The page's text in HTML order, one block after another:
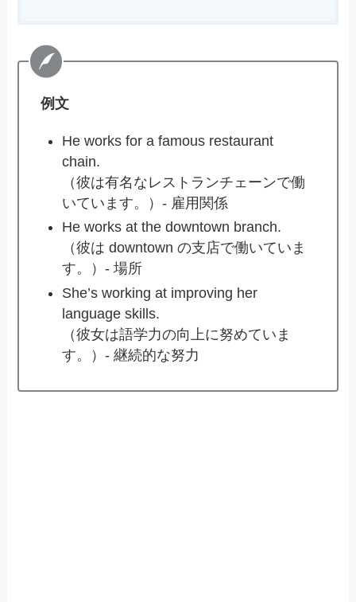
例文
He works for a famous restaurant
chain.
（彼は有名なレストランチェーンで働
いています。）- 雇用関係
He works at the downtown branch.
（彼は downtown の支店で働いていま
す。）- 場所
She’s working at improving her
language skills.
（彼女は語学力の向上に努めていま
す。）- 継続的な努力